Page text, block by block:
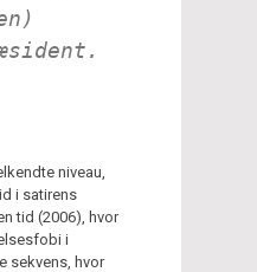
niveau,
i satirens
tid (2006), hvor
i
sekvens, hvor